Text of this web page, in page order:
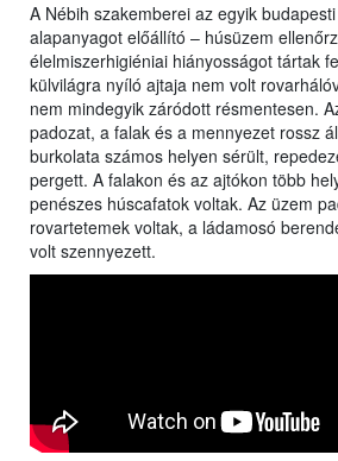
A Nébih szakemberei az egyik
alapanyagot előállító – húsüzem
élelmiszerhigiéniai hiányosságot tártak
külvilágra nyíló ajtaja nem volt
nem mindegyik záródott résmentesen.
padozat, a falak és a mennyezet rossz
burkolata számos helyen sérült,
pergett. A falakon és az ajtókon több
penészes húscafatok voltak. Az üzem
rovartetemek voltak, a ládamosó
volt szennyezett.